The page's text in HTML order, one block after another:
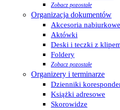
Zobacz pozostałe
Organizacja dokumentów
Akcesoria nabiurkowe
Aktówki
Deski i teczki z
Foldery
Zobacz pozostałe
Organizery i terminarze
Dzienniki
Książki adresowe
Skorowidze